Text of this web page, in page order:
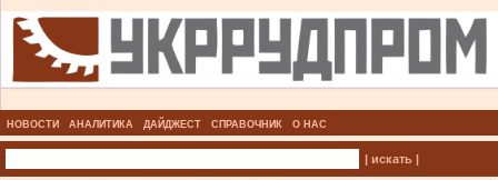
НОВОСТИ АНАЛИТИКА ДАЙДЖЕСТ СПРАВОЧНИК О НАС
| искать |